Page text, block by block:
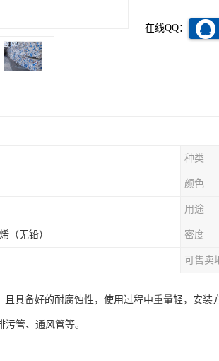
在线QQ：
种类
颜色
用途
（无铅） 密度
可售卖
且具备好的耐腐蚀性，使用过程中重量轻，安
管、通风管等。